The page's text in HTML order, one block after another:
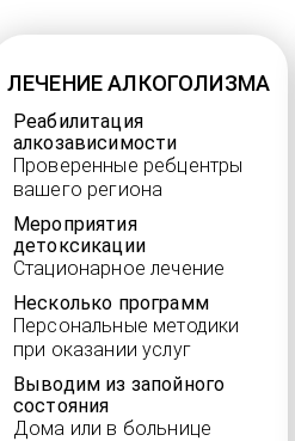
ЛЕЧЕНИЕ АЛКОГОЛИЗМА
Реабилитация
алкозависимости
Проверенные ребцентры
вашего региона
Мероприятия
детоксикации
Стационарное лечение
Несколько программ
Персональные методики
при оказании услуг
Выводим из запойного
состояния
Дома или в больнице